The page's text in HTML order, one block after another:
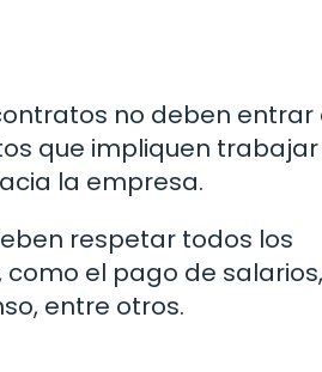
no deben entrar
que impliquen
la empresa.
respetar todos los
el pago de
entre otros.